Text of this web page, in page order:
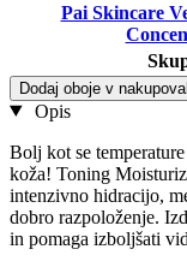
Pai Skincare
Dodaj oboje v
Opis
Bolj kot se
koža! Toning
intenzivno hidracijo,
dobro razpoloženje.
in pomaga izboljšati